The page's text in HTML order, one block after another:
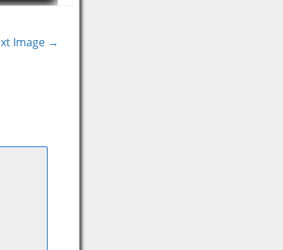
Image →